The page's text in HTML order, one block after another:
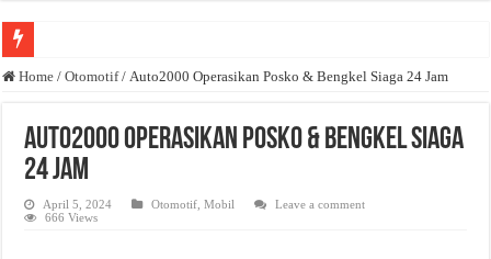
Anda butuh promosi usaha? Kontak ke Email redaksi@bisnisnasional.com
Dibutuhkan Marketing. Lamaran di-email ke redaksi@bisnisnasional.com
Home / Otomotif / Auto2000 Operasikan Posko & Bengkel Siaga 24 Jam
Auto2000 Operasikan Posko & Bengkel Siaga
24 Jam
April 5, 2024 Otomotif ,Mobil
Leave a comment
666 Views